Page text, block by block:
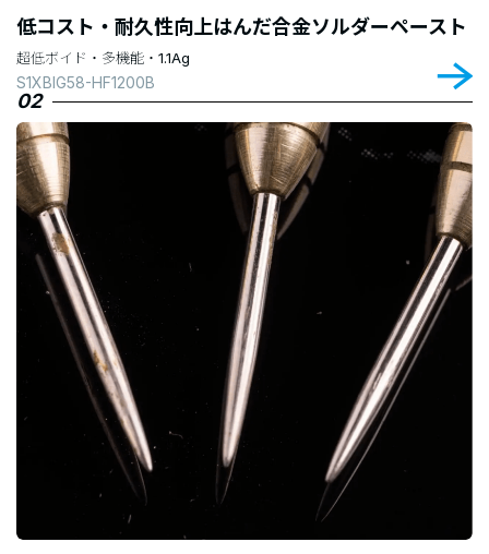
低コスト・耐久性向上はんだ合金ソルダーペースト
超低ボイド・多機能・1.1Ag
S1XBIG58-HF1200B
02